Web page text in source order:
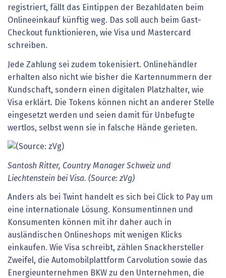
registriert, fällt das Eintippen der Bezahldaten beim
Onlineeinkauf künftig weg. Das soll auch beim Gast-
Checkout funktionieren, wie Visa und Mastercard
schreiben.
Jede Zahlung sei zudem tokenisiert. Onlinehändler
erhalten also nicht wie bisher die Kartennummern der
Kundschaft, sondern einen digitalen Platzhalter, wie
Visa erklärt. Die Tokens können nicht an anderer Stelle
eingesetzt werden und seien damit für Unbefugte
wertlos, selbst wenn sie in falsche Hände gerieten.
Santosh Ritter, Country Manager Schweiz und
Liechtenstein bei Visa. (Source: zVg)
Anders als bei Twint handelt es sich bei Click to Pay um
eine internationale Lösung. Konsumentinnen und
Konsumenten können mit ihr daher auch in
ausländischen Onlineshops mit wenigen Klicks
einkaufen. Wie Visa schreibt, zählen Snackhersteller
Zweifel, die Automobilplattform Carvolution sowie das
Energieunternehmen BKW zu den Unternehmen, die